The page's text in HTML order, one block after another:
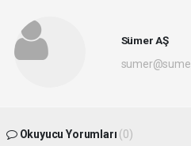
Sümer AŞ
Okuyucu Yorumları (0)